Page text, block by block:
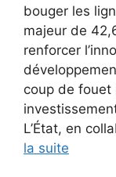
bouger les
majeur de
renforcer
coup de fouet
L’État, en
la suite